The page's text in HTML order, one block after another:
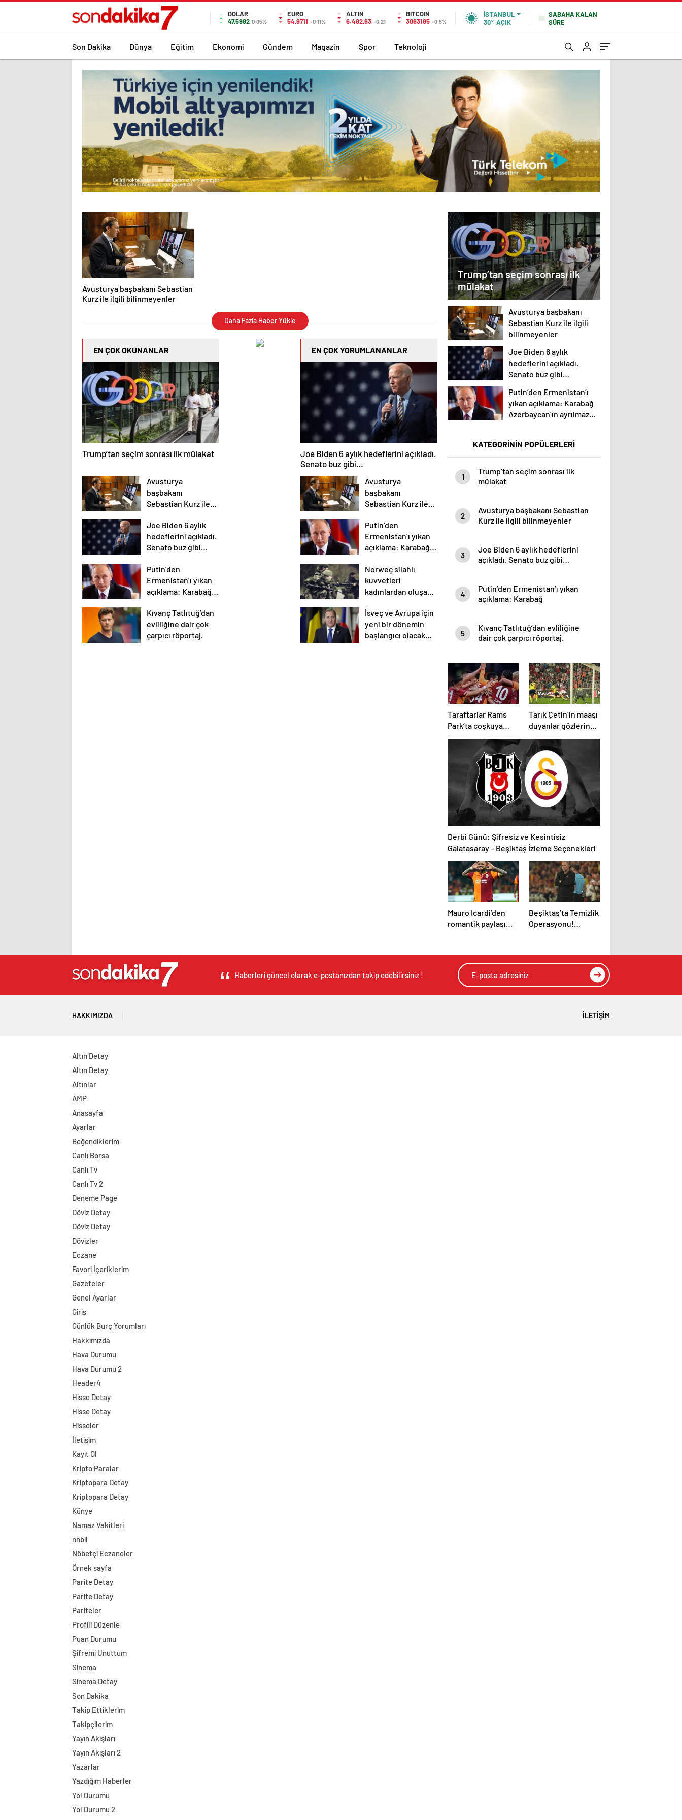
DOLAR
47,5982 0.05%
EURO
54,9711 -0.11%
ALTIN
6.482,63 -0,21
BITCOIN
3063185 -0.5%
İSTANBUL
30° AÇIK
SABAHA KALAN
SÜRE
Son Dakika Dünya Eğitim Ekonomi Gündem Magazin Spor Teknoloji
Avusturya başbakanı Sebastian
Kurz ile ilgili bilinmeyenler
Daha Fazla Haber Yükle
EN ÇOK OKUNANLAR
Trump’tan seçim sonrası ilk mülakat
Avusturya
başbakanı
Sebastian Kurz ile
Joe Biden 6 aylık
hedeflerini açıkladı.
Senato buz gibi…
Putin’den
Ermenistan’ı yıkan
açıklama: Karabağ
ayrılmaz bir
parçasıdır!
Kıvanç Tatlıtuğ’dan
evliliğine dair çok
çarpıcı röportaj.
EN ÇOK YORUMLANANLAR
Joe Biden 6 aylık hedeflerini açıkladı.
Senato buz gibi…
Avusturya
başbakanı
Sebastian Kurz ile
Putin’den
Ermenistan’ı yıkan
açıklama: Karabağ
ayrılmaz bir
parçasıdır!
Norweç silahlı
kuvvetleri
kadınlardan oluşan
eğitimlerini başlattı.
İsveç ve Avrupa için
yeni bir dönemin
başlangıcı olacak
Trump’tan seçim sonrası ilk
mülakat
Avusturya başbakanı
Sebastian Kurz ile ilgili
bilinmeyenler
Joe Biden 6 aylık
hedeflerini açıkladı.
Senato buz gibi…
Putin’den Ermenistan’ı
yıkan açıklama: Karabağ
Azerbaycan’ın ayrılmaz
KATEGORİNİN POPÜLERLERİ
1
Trump’tan seçim sonrası ilk
mülakat
2
Avusturya başbakanı Sebastian
Kurz ile ilgili bilinmeyenler
3
Joe Biden 6 aylık hedeflerini
açıkladı. Senato buz gibi…
4
Putin’den Ermenistan’ı yıkan
açıklama: Karabağ
5
Kıvanç Tatlıtuğ’dan evliliğine
dair çok çarpıcı röportaj.
Taraftarlar Rams
Park’ta coşkuya
Tarık Çetin’in maaşı
duyanlar gözlerine
Derbi Günü: Şifresiz ve Kesintisiz
Galatasaray – Beşiktaş İzleme Seçenekleri
Mauro Icardi’den
romantik paylaşım:
Beşiktaş’ta Temizlik
Operasyonu!
Duş
Haberleri güncel olarak e-postanızdan takip edebilirsiniz !
HAKKIMIZDA İLETIŞIM
Altın Detay
Altın Detay
Altınlar
AMP
Anasayfa
Ayarlar
Beğendiklerim
Canlı Borsa
Canlı Tv
Canlı Tv 2
Deneme Page
Döviz Detay
Döviz Detay
Dövizler
Eczane
Favori İçeriklerim
Gazeteler
Genel Ayarlar
Giriş
Günlük Burç Yorumları
Hakkımızda
Hava Durumu
Hava Durumu 2
Header4
Hisse Detay
Hisse Detay
Hisseler
İletişim
Kayıt Ol
Kripto Paralar
Kriptopara Detay
Kriptopara Detay
Künye
Namaz Vakitleri
nnbil
Nöbetçi Eczaneler
Örnek sayfa
Parite Detay
Parite Detay
Pariteler
Profili Düzenle
Puan Durumu
Şifremi Unuttum
Sinema
Sinema Detay
Son Dakika
Takip Ettiklerim
Takipçilerim
Yayın Akışları
Yayın Akışları 2
Yazarlar
Yazdığım Haberler
Yol Durumu
Yol Durumu 2